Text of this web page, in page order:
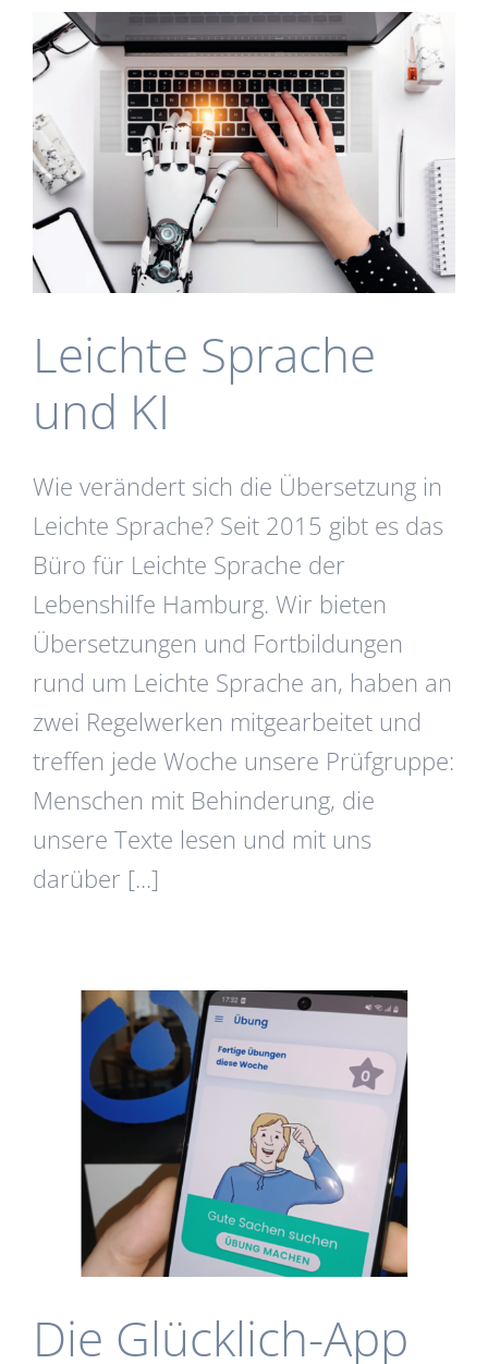
Leichte Sprache
und KI
Wie verändert sich die Übersetzung in
Leichte Sprache? Seit 2015 gibt es das
Büro für Leichte Sprache der
Lebenshilfe Hamburg. Wir bieten
Übersetzungen und Fortbildungen
rund um Leichte Sprache an, haben an
zwei Regelwerken mitgearbeitet und
treffen jede Woche unsere Prüfgruppe:
Menschen mit Behinderung, die
unsere Texte lesen und mit uns
darüber [...]
Die Glücklich-App